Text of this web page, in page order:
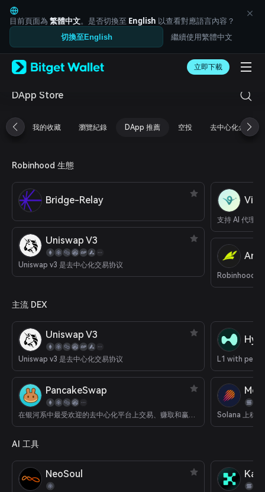
English
日本語
Tiếng Việt
Русский
Español (Latinoamérica)
Türkçe
Français
简体中文
繁體中文
ภาษาไทย
Español
Português (Brasil)
Español (Argentina)
目前頁面為 繁體中文。是否切換至 English 以查看對應語言內容？
切換至English 繼續使用繁體中文
立即下載
DApp Store
我的收藏 瀏覽紀錄 DApp 推薦 空投 去中心化金融
Robinhood 生態
Bridge-Relay
Uniswap V3
Uniswap v3 是去中心化交易协议
支持 AI 代理
Robinhood
主流 DEX
Uniswap V3
Uniswap v3 是去中心化交易协议
PancakeSwap
在银河系中最受欢迎的去中心化平台上交易、赚取和赢取加密货币。 Solana 上稳
AI 工具
NeoSoul